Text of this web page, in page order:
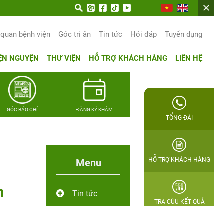
bệnh viện Góc tri ân Tin tức Hỏi đáp Tuyển dụng
NGUYỆN THƯ VIỆN HỖ TRỢ KHÁCH HÀNG LIÊN HỆ
GÓC BÁO CHÍ ĐĂNG KÝ KHÁM
Menu
Tin tức
TỔNG ĐÀI
HỖ TRỢ KHÁCH HÀNG
TRA CỨU KẾT QUẢ